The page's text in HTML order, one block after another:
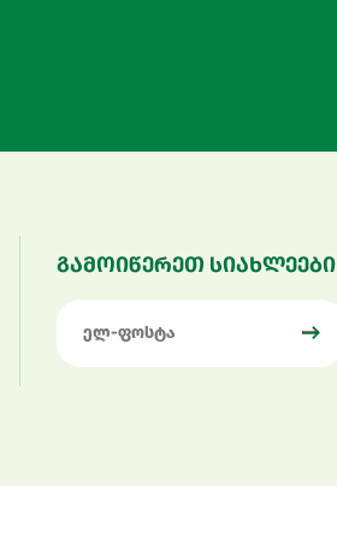
გამოიწერეთ სიახლეები